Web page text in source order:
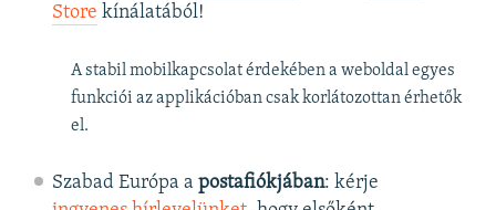
Store kínálatából!
A stabil mobilkapcsolat érdekében a weboldal egyes
funkciói az applikációban csak korlátozottan érhetők
el.
Szabad Európa a postafiókjában: kérje